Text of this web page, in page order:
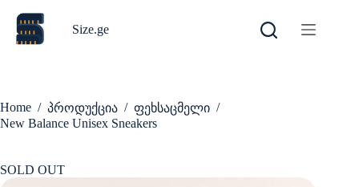
content
Size.ge
Home / პროდუქცია / ფეხსაცმელი /
New Balance Unisex Sneakers
SOLD OUT